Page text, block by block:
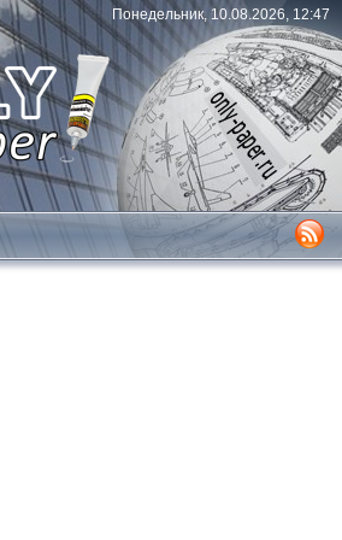
Понедельник, 10.08.2026, 12:47